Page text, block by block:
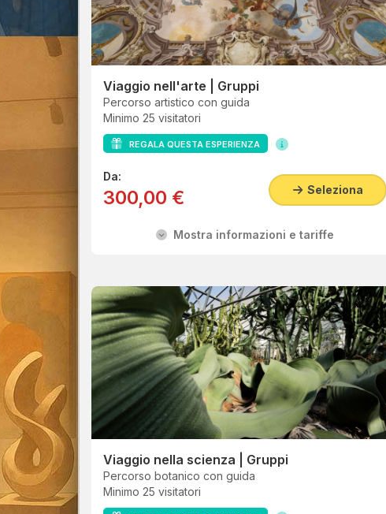
Viaggio nell'arte | Gruppi
Percorso artistico con guida
Minimo 25 visitatori
REGALA QUESTA ESPERIENZA
Da:
300,00 € Seleziona
Mostra informazioni e tariffe
Viaggio nella scienza | Gruppi
Percorso botanico con guida
Minimo 25 visitatori